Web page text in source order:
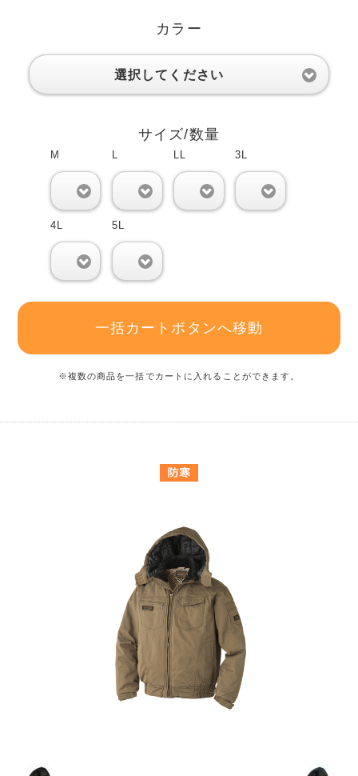
カラー
選択してください
サイズ/数量
M L LL 3L
4L 5L
一括カートボタンへ移動
※複数の商品を一括でカートに入れることができます。